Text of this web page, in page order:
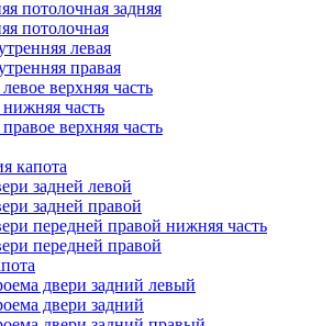
потолочная задняя
потолочная
левая
правая
верхняя часть
часть
верхняя часть
капота
задней левой
задней правой
передней правой нижняя часть
передней правой
двери задний левый
двери задний